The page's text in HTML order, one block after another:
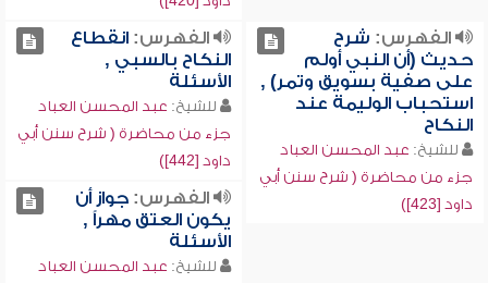
الفهرس: شرح
حديث (أن النبي أولم
على صفية بسويق وتمر) ,
استحباب الوليمة عند
النكاح
للشيخ: عبد المحسن العباد
جزء من محاضرة ( شرح سنن أبي
داود [423])
الفهرس:انقطاع
النكاح بالسبي ,
الأسئلة
للشيخ: عبد المحسن العباد
جزء من محاضرة ( شرح سنن أبي
داود [442])
الفهرس:جواز أن
يكون العتق مهراً ,
الأسئلة
للشيخ: عبد المحسن العباد